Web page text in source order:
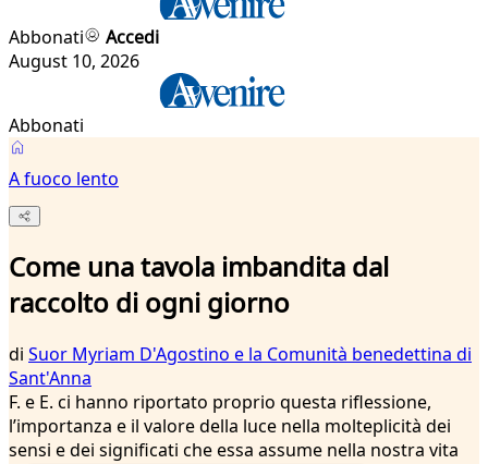
Abbonati
Accedi
August 10, 2026
Abbonati
A fuoco lento
Come una tavola imbandita dal
raccolto di ogni giorno
di Suor Myriam D'Agostino e la Comunità benedettina di
Sant'Anna
F. e E. ci hanno riportato proprio questa riflessione,
l’importanza e il valore della luce nella molteplicità dei
sensi e dei significati che essa assume nella nostra vita